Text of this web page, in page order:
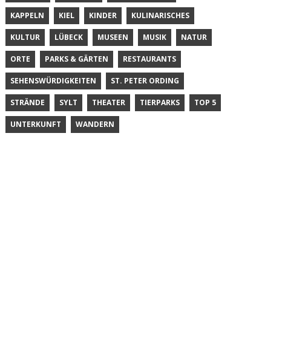
KAPPELN KIEL KINDER KULINARISCHES
KULTUR LÜBECK MUSEEN MUSIK NATUR
ORTE PARKS & GÄRTEN RESTAURANTS
SEHENSWÜRDIGKEITEN ST. PETER ORDING
STRÄNDE SYLT THEATER TIERPARKS TOP 5
UNTERKUNFT WANDERN